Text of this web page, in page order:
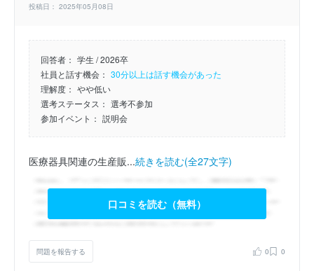
投稿日： 2025年05月08日
回答者： 学生 / 2026卒
社員と話す機会： 30分以上は話す機会があった
理解度： やや低い
選考ステータス： 選考不参加
参加イベント： 説明会
医療器具関連の生産販...続きを読む(全27文字)
口コミを読む（無料）
問題を報告する 0 0